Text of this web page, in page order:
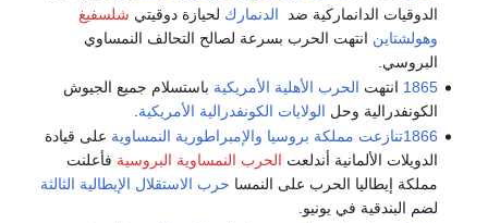
الدوقيات الدانماركية ضد الدنمارك لحيازة دوقيتي شلسفيغ
وهولشتاين انتهت الحرب بسرعة لصالح التحالف النمساوي
البروسي.
1865 انتهت الحرب الأهلية الأمريكية باستسلام جميع الجيوش
الكونفدرالية وحل الولايات الكونفدرالية الأمريكية
1866تنازعت
مملكة بروسيا والإمبراطورية النمساوية على قيادة
الدويلات الألمانية أندلعت الحرب النمساوية البروسية فأعلنت
مملكة إيطاليا الحرب على النمسا حرب الاستقلال الإيطالية الثالثة
لضم البندقية في يونيو.